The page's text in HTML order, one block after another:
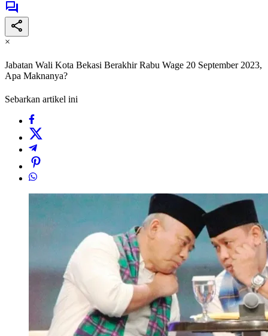
×
Jabatan Wali Kota Bekasi Berakhir Rabu Wage 20 September 2023,
Apa Maknanya?
Sebarkan artikel ini